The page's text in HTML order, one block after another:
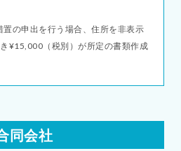
の申出を行う場合、住所を非表示
¥15,000（税別）が所定の書類作成
同会社